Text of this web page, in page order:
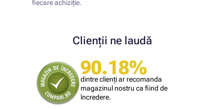
fiecare achiziție.
Clienții ne laudă
90.18%
dintre clienți ar recomanda
magazinul nostru ca fiind de
încredere.